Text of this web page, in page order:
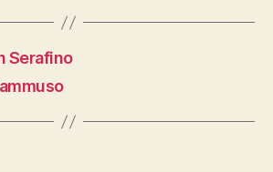
Serafino